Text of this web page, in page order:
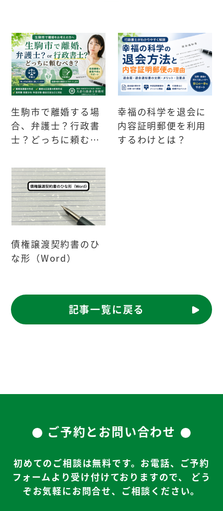
生駒市で離婚する場
合、弁護士？行政書
士？どっちに頼むべ
幸福の科学を退会に
内容証明郵便を利用
するわけとは？
債権譲渡契約書のひ
な形（Word）
記事一覧に戻る
ご予約とお問い合わせ
初めてのご相談は無料です。お電話、ご予約
フォームより受け付けておりますので、
どう
ぞお気軽にお問合せ、ご相談ください。